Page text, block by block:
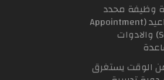
وظيفة محدد
المواعيد (Appointment
Setter) والادوات
الوقت يستغرق